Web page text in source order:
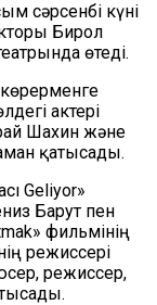
сәрсенбі күні
Бирол
өтеді.
актері
Шахин және
қатысады.
Geliyor»
Барут пен
фильмінің
режиссері
режиссер,